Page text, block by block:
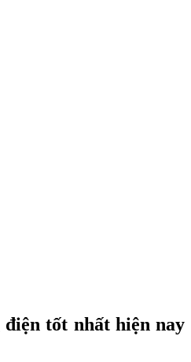
tốt nhất hiện nay